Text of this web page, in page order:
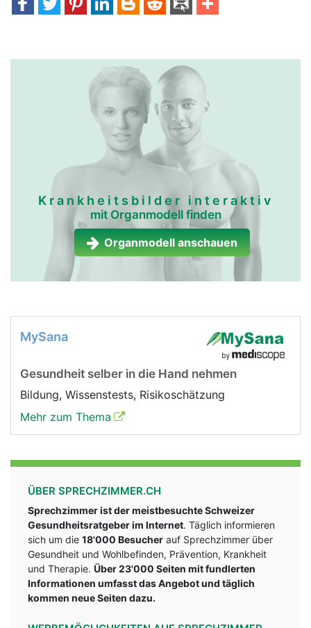
Krankheitsbilder interaktiv
mit Organmodell finden
Organmodell anschauen
MySana
Gesundheit selber in die Hand nehmen
Bildung, Wissenstests, Risikoschätzung
Mehr zum Thema
ÜBER SPRECHZIMMER.CH
Sprechzimmer ist der meistbesuchte Schweizer
Gesundheitsratgeber im Internet. Täglich informieren
sich um die 18'000 Besucher auf Sprechzimmer über
Gesundheit und Wohlbefinden, Prävention, Krankheit
und Therapie. Über 23'000 Seiten mit fundlerten
Informationen umfasst das Angebot und täglich
kommen neue Seiten dazu.